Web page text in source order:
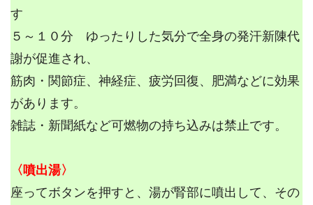
す
５～１０分 ゆったりした気分で全身の発汗新陳代
謝が促進され、
筋肉・関節症、神経症、疲労回復、肥満などに効果
があります。
雑誌・新聞紙など可燃物の持ち込みは禁止です。
〈噴出湯〉
座ってボタンを押すと、湯が腎部に噴出して、その